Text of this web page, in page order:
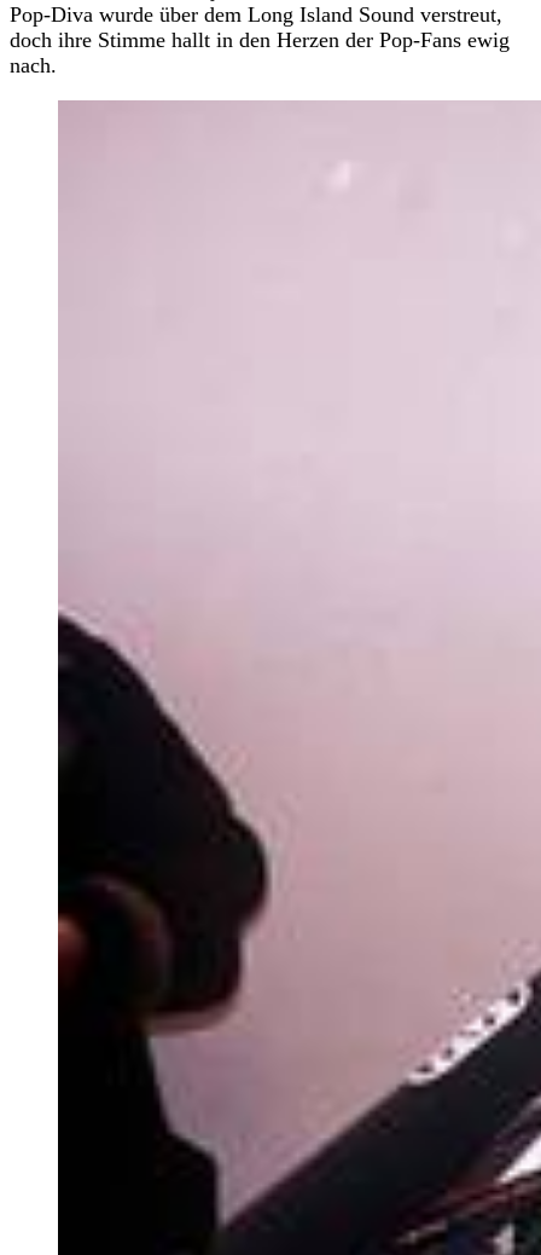
Pop-Diva wurde über dem Long Island Sound verstreut,
doch ihre Stimme hallt in den Herzen der Pop-Fans ewig
nach.